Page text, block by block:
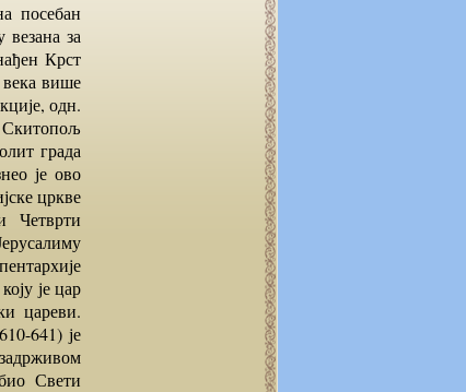
посебан
за
Крст
више
одн.
Скитопољ
града
је ово
цркве
Четврти
је цар
цареви.
641) је
Свети